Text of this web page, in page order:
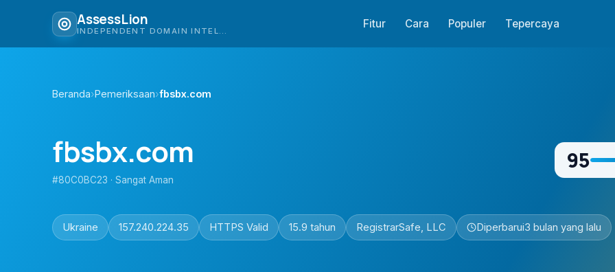
AssessLion Fitur Cara Populer Tepercaya
Beranda›Pemeriksaan›fbsbx.com
fbsbx.com
#80C0BC23 · Sangat Aman
95
Ukraine 157.240.224.35 HTTPS Valid 15.9 tahun RegistrarSafe, LLC Diperbarui3 bulan yang lalu